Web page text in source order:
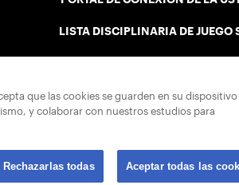
LISTA DISCIPLINARIA DE JUEGO
© 2026 USTA
que las cookies se guarden en su dispositivo
y colaborar con nuestros estudios para
Rechazarlas todas Aceptar todas las